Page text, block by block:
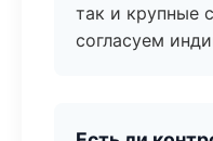
так и крупные
согласуем